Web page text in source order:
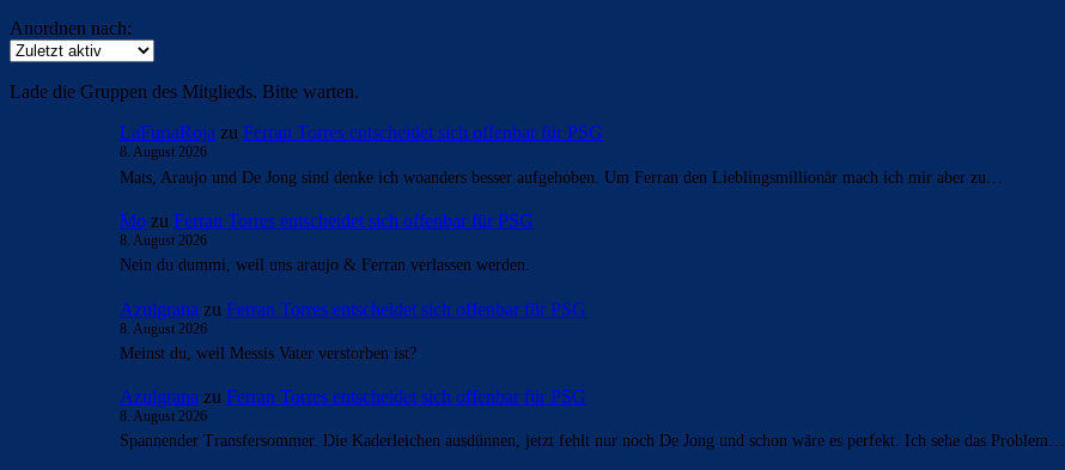
Anordnen nach:
Lade die Gruppen des Mitglieds. Bitte warten.
LaFuriaRoja zu Ferran Torres entscheidet sich offenbar für PSG
8. August 2026
Mats, Araujo und De Jong sind denke ich woanders besser aufgehoben. Um Ferran den Lieblingsmillionär mach ich mir aber zu…
Mo zu Ferran Torres entscheidet sich offenbar für PSG
8. August 2026
Nein du dummi, weil uns araujo & Ferran verlassen werden.
Azulgrana zu Ferran Torres entscheidet sich offenbar für PSG
8. August 2026
Meinst du, weil Messis Vater verstorben ist?
Azulgrana zu Ferran Torres entscheidet sich offenbar für PSG
8. August 2026
Spannender Transfersommer. Die Kaderleichen ausdünnen, jetzt fehlt nur noch De Jong und schon wäre es perfekt. Ich sehe das Problem…